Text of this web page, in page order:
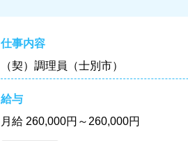
仕事内容
（契）調理員（士別市）
給与
月給 260,000円～260,000円